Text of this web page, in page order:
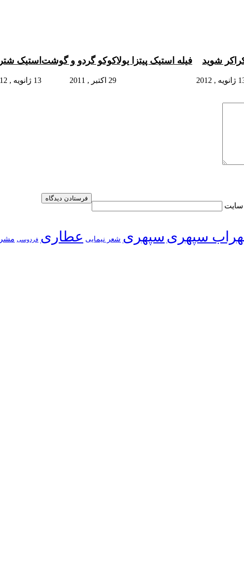
شوید
, 2012
فیله استیک پیتزا یولاکوکو گردو و گوشت
29 اکتبر , 2011
استیک
13 ژانویه , 2012
سپهری سپهری شعر نیمایی عطاری فردوسی